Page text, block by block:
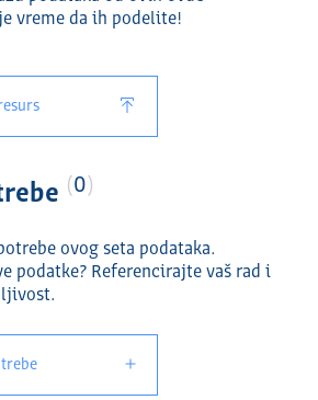
vreme da ih podelite!
0
ovog seta podataka.
podatke? Referencirajte vaš rad i